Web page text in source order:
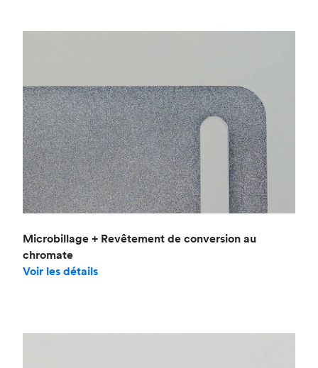
Microbillage + Revêtement de conversion au
chromate
Voir les détails